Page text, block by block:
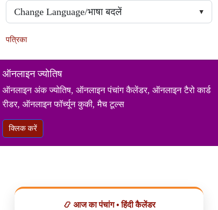
पत्रिका
ऑनलाइन ज्योतिष
ऑनलाइन अंक ज्योतिष, ऑनलाइन पंचांग कैलेंडर, ऑनलाइन टैरो कार्ड
रीडर, ऑनलाइन फॉर्च्यून कुकी, मैच टूल्स
क्लिक करें
📿 आज का पंचांग • हिंदी कैलेंडर